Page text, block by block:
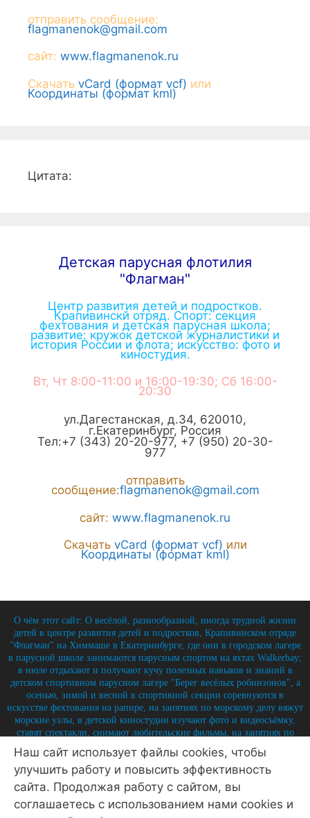
отправить сообщение:
flagmanenok@gmail.com
сайт: www.flagmanenok.ru
Скачать vCard (формат vcf) или
Координаты (формат kml)
Цитата:
Детская парусная флотилия
"Флагман"
Центр развития детей и подростков.
Крапивинскй отряд. Спорт: секция
фехтования и детская парусная школа;
развитие: кружок детской журналистики и
история России и флота; искусство: фото и
киностудия.
Вт, Чт 8:00-11:00 и 16:00-19:30; Сб 16:00-
20:30
ул.Дагестанская, д.34, 620010,
г.Екатеринбург, Россия
Тел:+7 (343) 20-20-977, +7 (950) 20-30-
977
отправить
сообщение:flagmanenok@gmail.com
сайт: www.flagmanenok.ru
Скачать vCard (формат vcf) или
Координаты (формат kml)
О чём этот сайт: О весёлой, разнообразной, иногда трудной жизни
детей в центре развития детей и подростков, Крапивинском отряде
"Флагман" на Химмаше в Екатеринбурге, где они в городском лагере
в парусной школе занимаются парусным спортом на яхтах Walkerbay;
в июле отдыхают и получают кучу полезных навыков и знаний в
детском спортивном парусном лагере "Берег весёлых робинзонов", а
осенью, зимой и весной в спортивной секции соревнуются в
искусстве фехтования на рапире, на занятиях по морскому делу вяжут
морские узлы, в детской киностудии изучают фото и видеосъёмку,
ставят спектакли, снимают любительские фильмы, на занятиях по
истории углубляют свои знания по историю России и флота, и
круглый год на занятиях по детской журналистике практикуются в
написании заметок, репортажей, интервью, выпуская стен-газету и
выкладывая лучшие материалы на отрядный сайт.
© 2026 Крапивинский отряд Флагман - детский центр
Наш сайт использует файлы cookies, чтобы
улучшить работу и повысить эффективность
сайта. Продолжая работу с сайтом, вы
соглашаетесь с использованием нами cookies и